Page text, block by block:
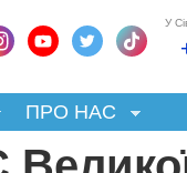
У
ПРО НАС